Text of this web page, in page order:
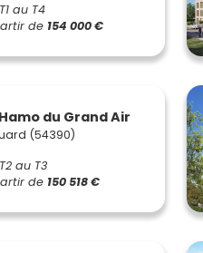
au T4
de 154 000 €
du Grand Air
(54390)
au T3
de 150 518 €